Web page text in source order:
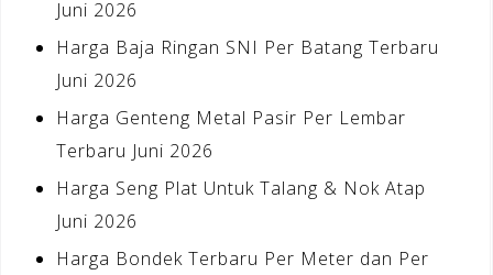
Juni 2026
Harga Baja Ringan SNI Per Batang Terbaru
Juni 2026
Harga Genteng Metal Pasir Per Lembar
Terbaru Juni 2026
Harga Seng Plat Untuk Talang & Nok Atap
Juni 2026
Harga Bondek Terbaru Per Meter dan Per